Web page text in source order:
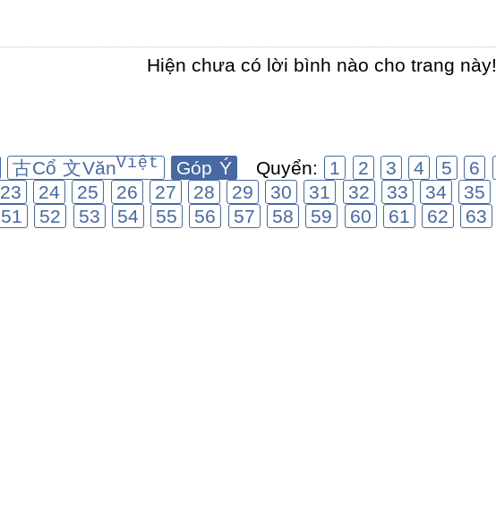
Hiện chưa có lời bình nào cho trang này!
古Cổ 文VănViệt Góp Ý Quyển: 1 2 3 4 5 6
23 24 25 26 27 28 29 30 31 32 33 34 35
51 52 53 54 55 56 57 58 59 60 61 62 63